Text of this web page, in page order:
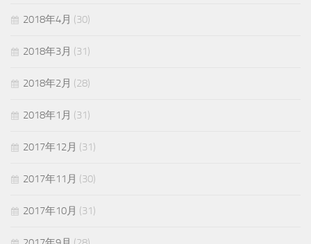
2018年4月 (30)
2018年3月 (31)
2018年2月 (28)
2018年1月 (31)
2017年12月 (31)
2017年11月 (30)
2017年10月 (31)